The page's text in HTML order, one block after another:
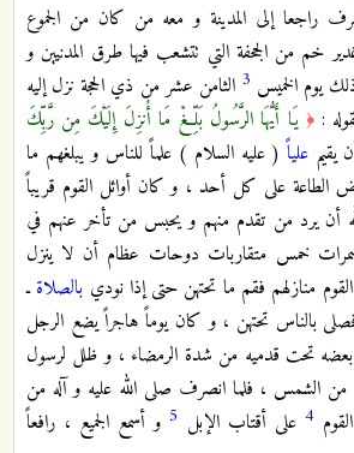
راجعا إلى المدينة و معه من كان من الجموع
خم من الجحفة التي تتشعب فيها طرق المدنيين و
يوم الخميس 3 الثامن عشر من ذي الحجة نزل إليه
:﴿ يَا أَيُّهَا الرَّسُولُ بَلِّغْ مَا أُنزِلَ إِلَيْكَ مِن رَّبِّكَ
يقيم علياً( عليه السلام ) علماً للناس و يبلغهم ما
الطاعة على كل أحد ، و كان أوائل القوم قريباً
أن يرد من تقدم منهم و يحبس من تأخر عنهم في
خمس متقاربات دوحات عظام أن لا ينزل
منازلهم فقم ما تحتهن حتى إذا نودي بالصلاةـ
بالناس تحتهن ، و كان يوماً هاجراً يضع الرجل
تحت قدميه من شدة الرمضاء ، و ظلل لرسول
من الشمس ، فلما انصرف صلى الله عليه و آله من
4 على أقتاب الإبل 5 و أسمع الجميع ، رافعاً